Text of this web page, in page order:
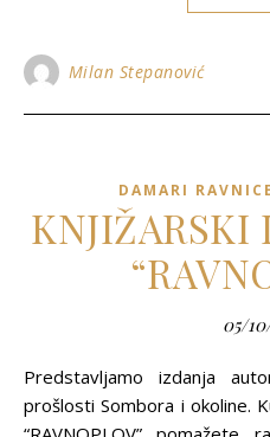
Milan Stepanović
DAMARI RAVNICE
KNJIŽARSKI
05/
Predstavljamo izdanja autora ovog sajta, posvećena
prošlosti Sombora i okoline.